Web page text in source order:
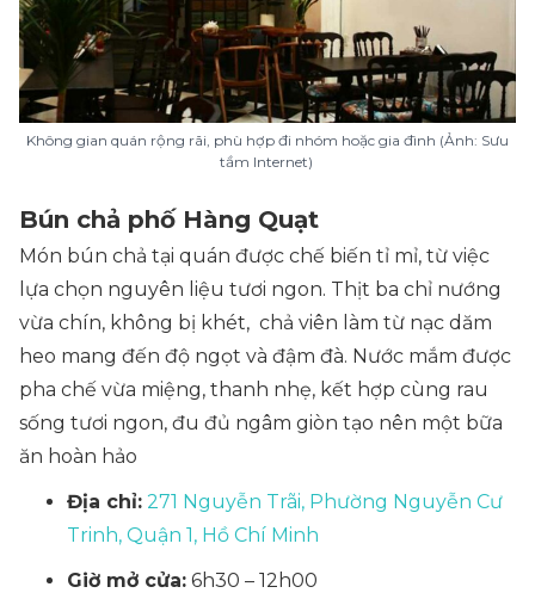
Không gian quán rộng rãi, phù hợp đi nhóm hoặc gia đình (Ảnh: Sưu
tầm Internet)
Bún chả phố Hàng Quạt
Món bún chả tại quán được chế biến tỉ mỉ, từ việc
lựa chọn nguyên liệu tươi ngon. Thịt ba chỉ nướng
vừa chín, không bị khét, chả viên làm từ nạc dăm
heo mang đến độ ngọt và đậm đà. Nước mắm được
pha chế vừa miệng, thanh nhẹ, kết hợp cùng rau
sống tươi ngon, đu đủ ngâm giòn tạo nên một bữa
ăn hoàn hảo
Địa chỉ: 271 Nguyễn Trãi, Phường Nguyễn Cư
Trinh, Quận 1, Hồ Chí Minh
Giờ mở cửa: 6h30 – 12h00